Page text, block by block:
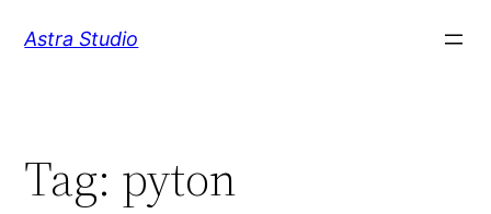
Astra Studio
Tag: pyton